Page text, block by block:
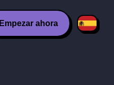
Empezar ahora